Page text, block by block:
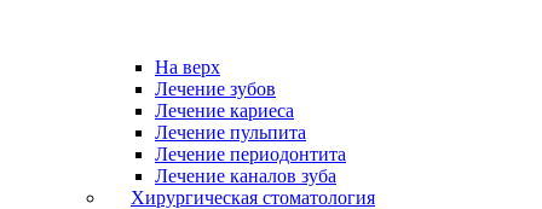
На верх
Лечение зубов
Лечение кариеса
Лечение пульпита
Лечение периодонтита
Лечение каналов зуба
Хирургическая стоматология